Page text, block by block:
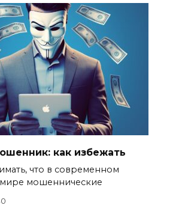
как избежать
что в современном
мошеннические